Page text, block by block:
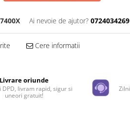
Ai nevoie de ajutor? 0724034269
Cere informatii
Livrare oriunde
DPD, livram rapid, sigur si
uneori gratuit!